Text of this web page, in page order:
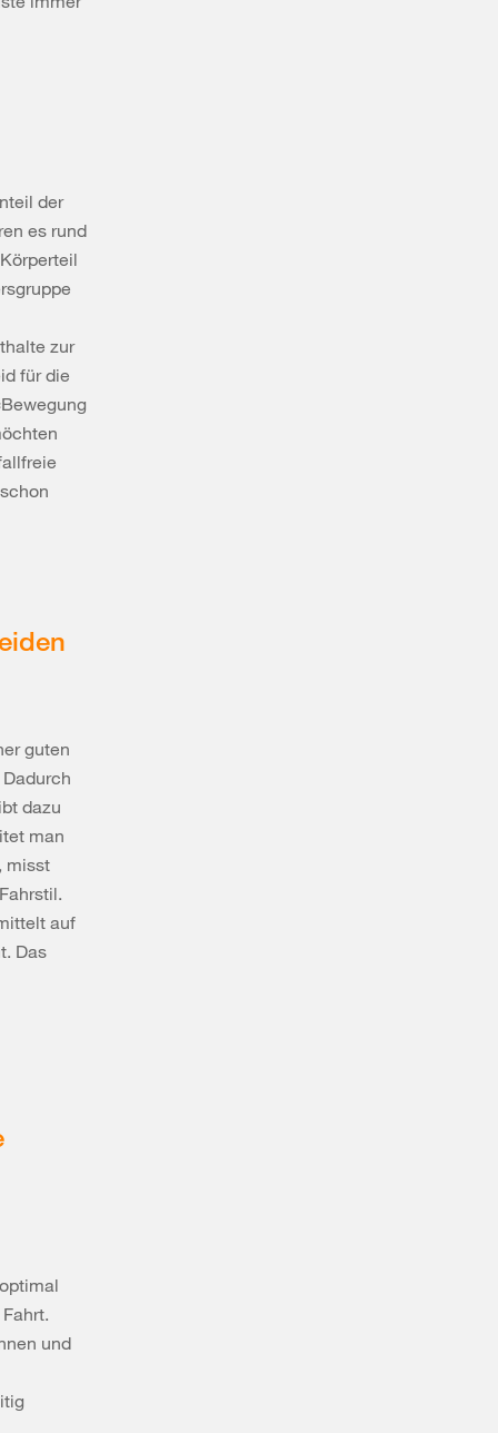
der
es rund
zur
für die
guten
dazu
man
misst
auf
Das
und